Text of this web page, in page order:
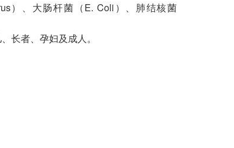
）、大肠杆菌（E. Coli）、肺结核菌
长者、孕妇及成人。